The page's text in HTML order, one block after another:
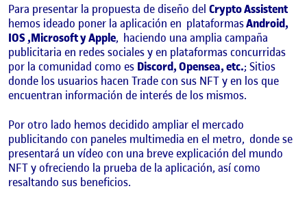
Para presentar la propuesta de diseño del Crypto Assistent
hemos ideado poner la aplicación en plataformasAndroid,
IOS ,Microsoft y Apple, haciendo una amplia campaña
publicitaria en redes sociales y en plataformas concurridas
por la comunidad como es Discord, Opensea, etc.; Sitios
donde los usuarios hacen Trade con sus NFT y en los que
encuentran información de interés de los mismos.
Por otro lado hemos decidido ampliar el mercado
publicitando con paneles multimedia en el metro, donde se
presentará un vídeo con una breve explicación del mundo
NFT y ofreciendo la prueba de la aplicación, así como
resaltando sus beneficios.